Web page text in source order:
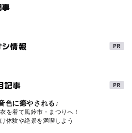
情報
記事
色に癒やされる♪
を着て風鈴市・まつりへ！
体験や絶景を満喫しよう